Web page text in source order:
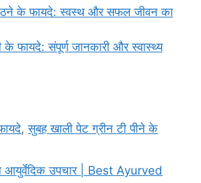
के फायदे: स्वस्थ और सफल जीवन का
फायदे: संपूर्ण जानकारी और स्वास्थ्य
,सुबह खाली पेट ग्रीन टी पीने के
आयुर्वेदिक उपचार | Best Ayurved